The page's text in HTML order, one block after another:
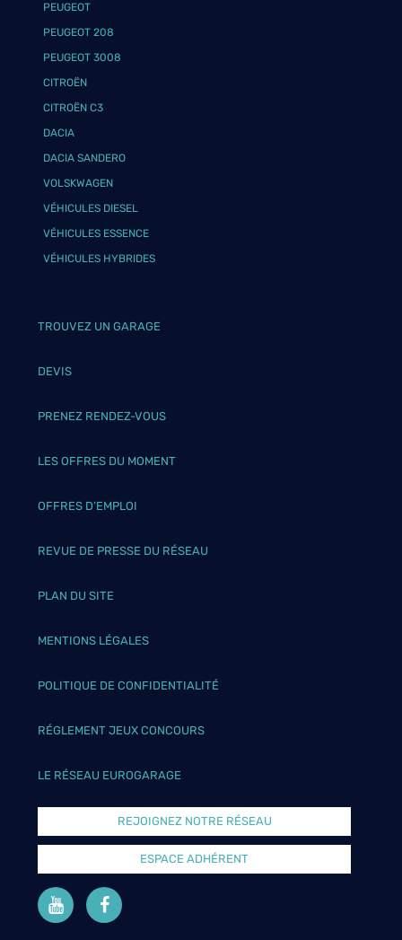
PEUGEOT
PEUGEOT 208
PEUGEOT 3008
CITROËN
CITROËN C3
DACIA
DACIA SANDERO
VOLSKWAGEN
VÉHICULES DIESEL
VÉHICULES ESSENCE
VÉHICULES HYBRIDES
TROUVEZ UN GARAGE
DEVIS
PRENEZ RENDEZ-VOUS
LES OFFRES DU MOMENT
OFFRES D’EMPLOI
REVUE DE PRESSE DU RÉSEAU
PLAN DU SITE
MENTIONS LÉGALES
POLITIQUE DE CONFIDENTIALITÉ
RÉGLEMENT JEUX CONCOURS
LE RÉSEAU EUROGARAGE
REJOIGNEZ NOTRE RÉSEAU
ESPACE ADHÉRENT